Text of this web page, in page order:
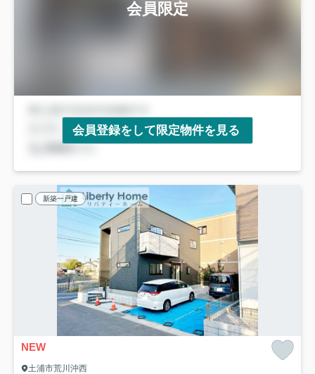
会員限定
会員登録をして限定物件を見る
新築一戸建
NEW
土浦市荒川沖西